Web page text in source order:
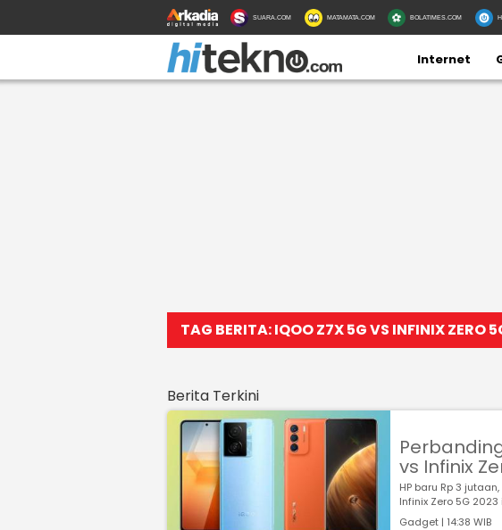
SUARA.COM MATAMATA.COM BOLATIMES.COM
Internet
TAG BERITA: IQOO Z7X 5G VS INFINIX ZERO
Berita Terkini
vs Infinix
HP baru Rp 3
Infinix Zero 5G 2023
Gadget | 14:38 WIB